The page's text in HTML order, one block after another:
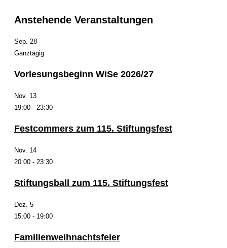
Anstehende Veranstaltungen
Sep. 28
Ganztägig
Vorlesungsbeginn WiSe 2026/27
Nov. 13
19:00 - 23:30
Festcommers zum 115. Stiftungsfest
Nov. 14
20:00 - 23:30
Stiftungsball zum 115. Stiftungsfest
Dez. 5
15:00 - 19:00
Familienweihnachtsfeier